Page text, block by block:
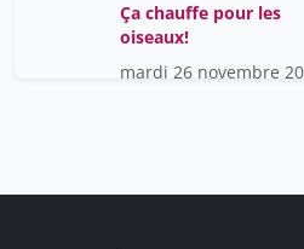
Ça chauffe pour les
oiseaux!
mardi 26 novembre